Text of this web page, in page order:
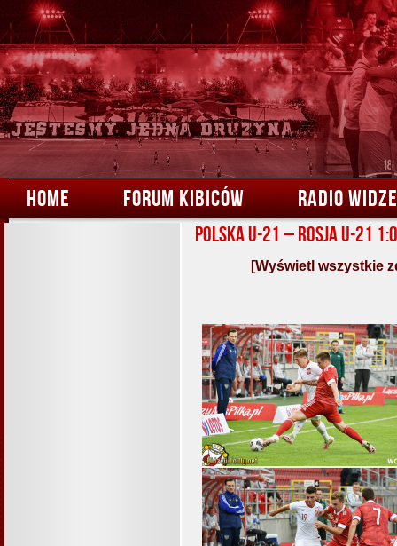
HOME FORUM KIBICÓW RADIO
Polska U-21 – Rosja U-21
[Wyświetl wszystkie